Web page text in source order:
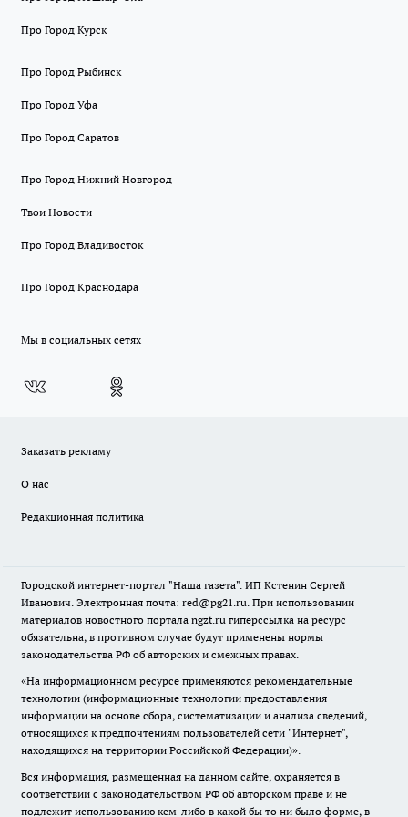
Про Город Курск
Про Город Рыбинск
Про Город Уфа
Про Город Саратов
Про Город Нижний Новгород
Твои Новости
Про Город Владивосток
Про Город Краснодара
Мы в социальных сетях
Заказать рекламу
О нас
Редакционная политика
Городской интернет-портал "Наша газета". ИП Кстенин Сергей
Иванович. Электронная почта: red@pg21.ru. При использовании
материалов новостного портала ngzt.ru гиперссылка на ресурс
обязательна, в противном случае будут применены нормы
законодательства РФ об авторских и смежных правах.
«На информационном ресурсе применяются рекомендательные
технологии (информационные технологии предоставления
информации на основе сбора, систематизации и анализа сведений,
относящихся к предпочтениям пользователей сети "Интернет",
находящихся на территории Российской Федерации)».
Вся информация, размещенная на данном сайте, охраняется в
соответствии с законодательством РФ об авторском праве и не
подлежит использованию кем-либо в какой бы то ни было форме, в